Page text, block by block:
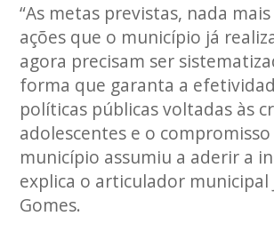
“As metas previstas, nada
ações que o município já
agora precisam ser
forma que garanta a
políticas públicas voltadas às
adolescentes e o
município assumiu a aderir a
explica o articulador municipal
Gomes.